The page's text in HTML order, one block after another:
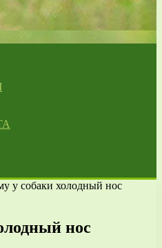
у собаки холодный нос
нос